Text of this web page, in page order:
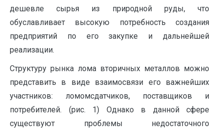
дешевле сырья из природной руды, что
обуславливает высокую потребность создания
предприятий по его закупке и дальнейшей
реализации.
Структуру рынка лома вторичных металлов можно
представить в виде взаимосвязи его важнейших
участников: ломомсдатчиков, поставщиков и
потребителей. (рис. 1) Однако в данной сфере
существуют проблемы недостаточного